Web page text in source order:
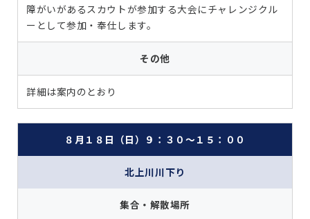
障がいがあるスカウトが参加する大会にチャレンジクル
ーとして参加・奉仕します。
その他
詳細は案内のとおり
８月１８日（日）９：３０～１５：００
北上川川下り
集合・解散場所